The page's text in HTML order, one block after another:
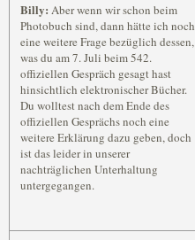
Billy: Aber wenn wir schon beim
Photobuch sind, dann hätte ich noch
eine weitere Frage bezüglich dessen,
was du am 7. Juli beim 542.
offiziellen Gespräch gesagt hast
hinsichtlich elektronischer Bücher.
Du wolltest nach dem Ende des
offiziellen Gesprächs noch eine
weitere Erklärung dazu geben, doch
ist das leider in unserer
nachträglichen Unterhaltung
untergegangen.